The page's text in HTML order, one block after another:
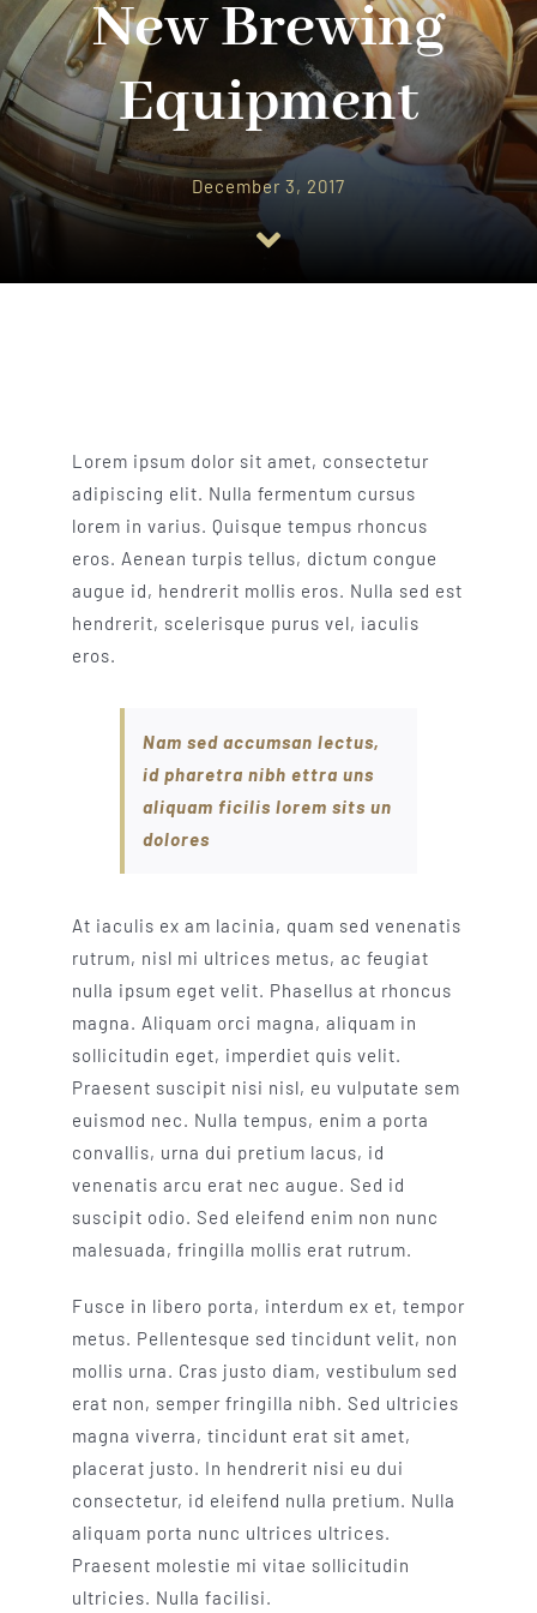
About Us
Catalog
Contact Us
New Brewing
Equipment
December 3, 2017
Lorem ipsum dolor sit amet, consectetur
adipiscing elit. Nulla fermentum cursus
lorem in varius. Quisque tempus rhoncus
eros. Aenean turpis tellus, dictum congue
augue id, hendrerit mollis eros. Nulla sed est
hendrerit, scelerisque purus vel, iaculis
eros.
Nam sed accumsan lectus,
id pharetra nibh ettra uns
aliquam ficilis lorem sits un
dolores
At iaculis ex am lacinia, quam sed venenatis
rutrum, nisl mi ultrices metus, ac feugiat
nulla ipsum eget velit. Phasellus at rhoncus
magna. Aliquam orci magna, aliquam in
sollicitudin eget, imperdiet quis velit.
Praesent suscipit nisi nisl, eu vulputate sem
euismod nec. Nulla tempus, enim a porta
convallis, urna dui pretium lacus, id
venenatis arcu erat nec augue. Sed id
suscipit odio. Sed eleifend enim non nunc
malesuada, fringilla mollis erat rutrum.
Fusce in libero porta, interdum ex et, tempor
metus. Pellentesque sed tincidunt velit, non
mollis urna. Cras justo diam, vestibulum sed
erat non, semper fringilla nibh. Sed ultricies
magna viverra, tincidunt erat sit amet,
placerat justo. In hendrerit nisi eu dui
consectetur, id eleifend nulla pretium. Nulla
aliquam porta nunc ultrices ultrices.
Praesent molestie mi vitae sollicitudin
ultricies. Nulla facilisi.